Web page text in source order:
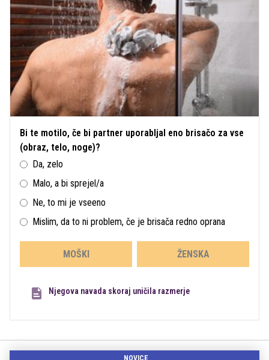
Bi te motilo, če bi partner uporabljal eno brisačo za vse
(obraz, telo, noge)?
Da, zelo
Malo, a bi sprejel/a
Ne, to mi je vseeno
Mislim, da to ni problem, če je brisača redno oprana
MOŠKI ŽENSKA
Njegova navada skoraj uničila razmerje
NOVICE